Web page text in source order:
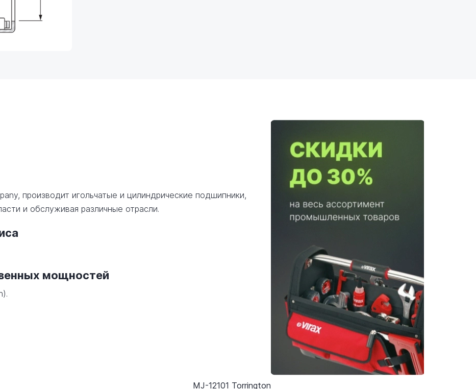
производит игольчатые и цилиндрические подшипники,
и обслуживая различные отрасли.
мощностей
MJ-12101 Torrington